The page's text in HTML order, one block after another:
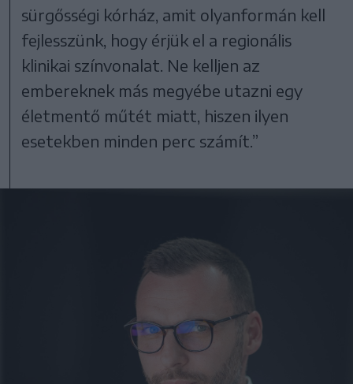
sürgősségi kórház, amit olyanformán kell
fejlesszünk, hogy érjük el a regionális
klinikai színvonalat. Ne kelljen az
embereknek más megyébe utazni egy
életmentő műtét miatt, hiszen ilyen
esetekben minden perc számít.”